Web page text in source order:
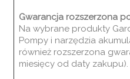
Gwarancja rozszerzona
Na wybrane produkty
Pompy i narzędzia
również rozszerzona
miesięcy od daty zakupu).